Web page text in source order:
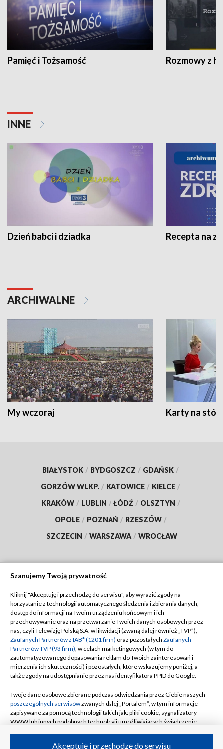
Pamięć i Tożsamość Rozmowy z
INNE
Dzień babci i dziadka Recepta na
ARCHIWALNE
My wczoraj Karty na
BIAŁYSTOK / BYDGOSZCZ / GDAŃSK /
GORZÓW WLKP. / KATOWICE / KIELCE /
KRAKÓW / LUBLIN / ŁÓDŹ / OLSZTYN /
OPOLE / POZNAŃ / RZESZÓW /
SZCZECIN / WARSZAWA / WROCŁAW
TVP
Abonament TVP
Emisja w TVP
Centrum informacji TVP
Naziemna Telewizja Cyfrowa
Rada Programowa
System NOS
Informacje o nadawcy
Regulamin TVP
Polityka prywatności
Moje zgody
Pomoc
Kontakt
Kanały
Szanujemy Twoją prywatność
Kliknij "Akceptuję i przechodzę do serwisu", aby wyrazić zgody na
korzystanie z technologii automatycznego śledzenia i zbierania danych,
dostęp do informacji na Twoim urządzeniu końcowym i ich
przechowywanie oraz na przetwarzanie Twoich danych osobowych przez
nas, czyli Telewizję Polską S.A. w likwidacji (zwaną dalej również „TVP”),
Zaufanych Partnerów z IAB* (1201 firm) oraz pozostałych Zaufanych
Partnerów TVP (93 firm), w celach marketingowych (w tym do
zautomatyzowanego dopasowania reklam do Twoich zainteresowań i
mierzenia ich skuteczności) i pozostałych, które wskazujemy poniżej, a
także zgody na udostępnianie przez nas identyfikatora PPID do Google.
Twoje dane osobowe zbierane podczas odwiedzania przez Ciebie naszych
poszczególnych serwisówzwanych dalej „Portalem”, w tym informacje
zapisywane za pomocą technologii takich jak: pliki cookie, sygnalizatory
WWW lub innych podobnych technologii umożliwiających świadczenie
Akceptuję i przechodzę do serwisu